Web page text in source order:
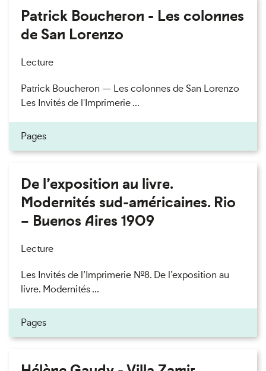
Patrick Boucheron - Les colonnes
de San Lorenzo
Lecture
Patrick Boucheron — Les colonnes de San Lorenzo
Les Invités de l'Imprimerie ...
Pages
De l’exposition au livre.
Modernités sud-américaines. Rio
– Buenos Aires 1909
Lecture
Les Invités de l’Imprimerie n°8. De l’exposition au
livre. Modernités ...
Pages